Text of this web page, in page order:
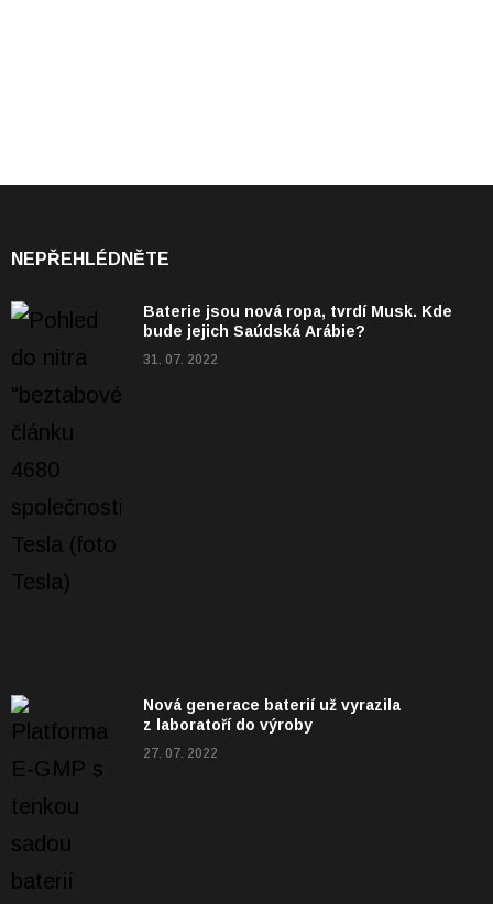
NEPŘEHLÉDNĚTE
Baterie jsou nová ropa, tvrdí Musk. Kde
bude jejich Saúdská Arábie?
31. 07. 2022
Nová generace baterií už vyrazila
z laboratoří do výroby
27. 07. 2022